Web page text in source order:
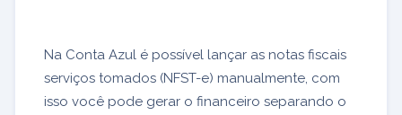
Na Conta Azul é possível lançar as notas fiscais
serviços tomados (NFST-e) manualmente, com
isso você pode gerar o financeiro separando o